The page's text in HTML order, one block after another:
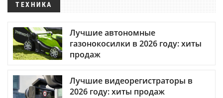
ТЕХНИКА
Лучшие автономные
газонокосилки в 2026 году: хиты
продаж
Лучшие видеорегистраторы в
2026 году: хиты продаж